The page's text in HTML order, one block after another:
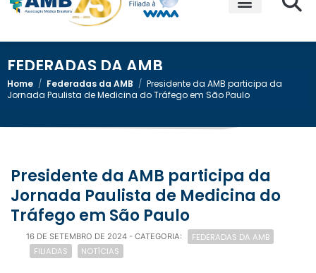
FEDERADAS DA AMB
Home / Federadas da AMB / Presidente da AMB participa da
Jornada Paulista de Medicina do Tráfego em São Paulo
Presidente da AMB participa da
Jornada Paulista de Medicina do
Tráfego em São Paulo
16 DE SETEMBRO DE 2024 - CATEGORIA:
FEDERADAS DA AMB
FILIADAS
NOTÍCIAS